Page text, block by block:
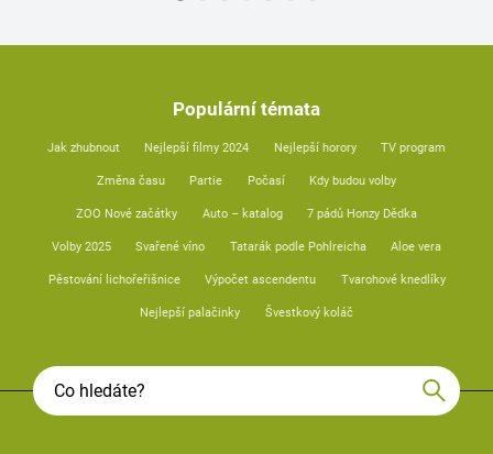
Populární témata
Jak zhubnout Nejlepší filmy 2024 Nejlepší horory TV program
Změna času Partie Počasí Kdy budou volby
ZOO Nové začátky Auto – katalog 7 pádů Honzy Dědka
Volby 2025 Svařené víno Tatarák podle Pohlreicha Aloe vera
Pěstování lichořeřišnice Výpočet ascendentu Tvarohové knedlíky
Nejlepší palačinky Švestkový koláč